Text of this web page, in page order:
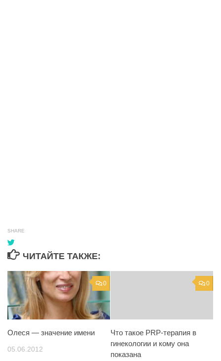
SHARE
ЧИТАЙТЕ ТАКЖЕ:
0
Олеся — значение имени
05.06.2012
0
Что такое PRP-терапия в
гинекологии и кому она
показана